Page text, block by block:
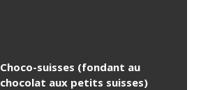
Choco-suisses (fondant au
chocolat aux petits suisses)